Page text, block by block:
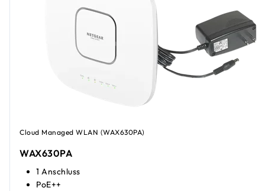
Cloud Managed WLAN (WAX630PA)
WAX630PA
1 Anschluss
PoE++